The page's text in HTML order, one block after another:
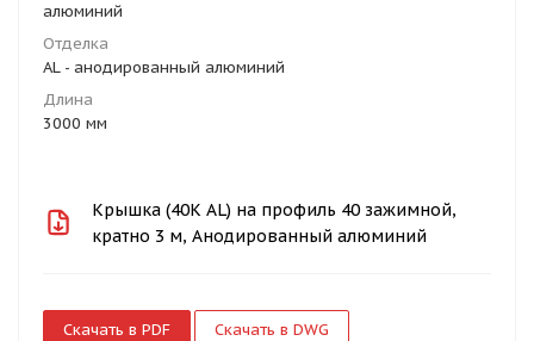
алюминий
Отделка
AL - анодированный алюминий
Длина
3000 мм
Крышка (40К AL) на профиль 40 зажимной,
кратно 3 м, Анодированный алюминий
Скачать в PDF Скачать в DWG